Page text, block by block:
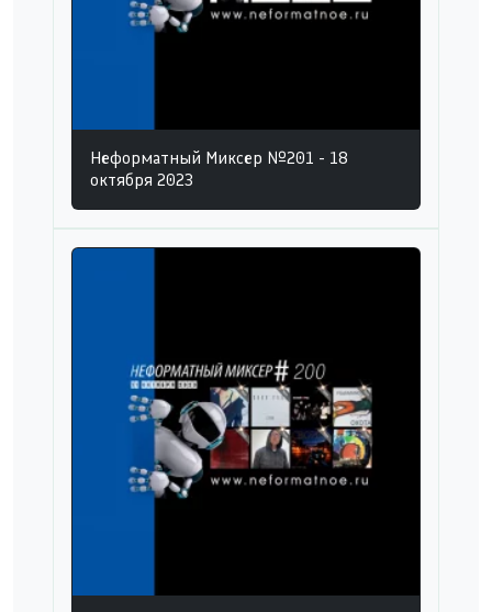
Неформатный Миксер №201 - 18
октября 2023